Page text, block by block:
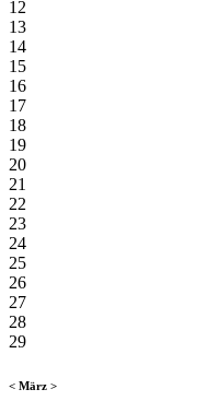
12
13
14
15
16
17
18
19
20
21
22
23
24
25
26
27
28
29
< März >